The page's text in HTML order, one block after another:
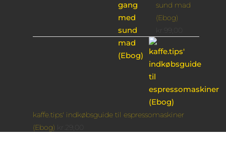
sund mad
(Ebog)
kaffe.tips' indkøbsguide til espressomaskiner
(Ebog)
29,00